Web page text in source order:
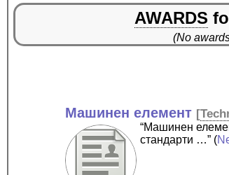
AWARDS
(No
Машинен елемент [
“Машинен
стандарти …” (